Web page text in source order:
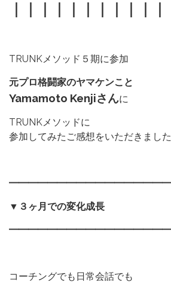
TRUNKメソッド５期に参加
元プロ格闘家のヤマケンこと
Yamamoto Kenjiさんに
TRUNKメソッドに
参加してみたご感想をいただきまし
▼３ヶ月での変化成長
コーチングでも日常会話でも